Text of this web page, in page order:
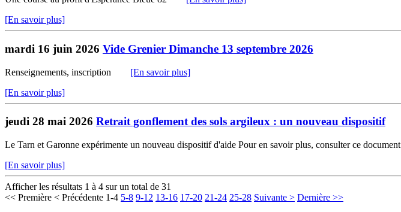
[En savoir plus]
mardi 16 juin 2026 Vide Grenier Dimanche 13 septembre 2026
Renseignements, inscription [En savoir plus]
[En savoir plus]
jeudi 28 mai 2026 Retrait gonflement des sols argileux : un nouveau dispositif
Le Tarn et Garonne expérimente un nouveau dispositif d'aide Pour en savoir plus, consulter ce document
[En savoir plus]
Afficher les résultats 1 à 4 sur un total de 31
<< Première < Précédente 1-4 5-8 9-12 13-16 17-20 21-24 25-28 Suivante > Dernière >>